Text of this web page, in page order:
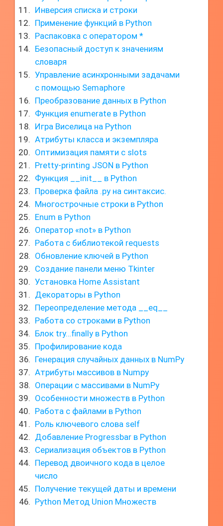
Инверсия списка и строки
Применение функций в Python
Распаковка с оператором *
Безопасный доступ к значениям
словаря
Управление асинхронными задачами
с помощью Semaphore
Преобразование данных в Python
Функция enumerate в Python
Игра Виселица на Python
Атрибуты класса и экземпляра
Оптимизация памяти с slots
Pretty-printing JSON в Python
Функция __init__ в Python
Проверка файла .py на синтаксис.
Многострочные строки в Python
Enum в Python
Оператор «not» в Python
Работа с библиотекой requests
Обновление ключей в Python
Создание панели меню Tkinter
Установка Home Assistant
Декораторы в Python
Переопределение метода __eq__
Работа со строками в Python
Блок try…finally в Python
Профилирование кода
Генерация случайных данных в NumPy
Атрибуты массивов в Numpy
Операции с массивами в NumPy
Особенности множеств в Python
Работа с файлами в Python
Роль ключевого слова self
Добавление Progressbar в Python
Сериализация объектов в Python
Перевод двоичного кода в целое
число
Получение текущей даты и времени
Python Метод Union Множеств